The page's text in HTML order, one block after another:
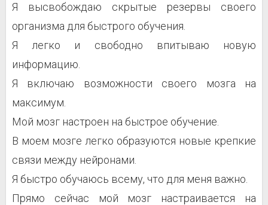
Я высвобождаю скрытые резервы своего
организма для быстрого обучения.
Я легко и свободно впитываю новую
информацию.
Я включаю возможности своего мозга на
максимум.
Мой мозг настроен на быстрое обучение.
В моем мозге легко образуются новые крепкие
связи между нейронами.
Я быстро обучаюсь всему, что для меня важно.
Прямо сейчас мой мозг настраивается на